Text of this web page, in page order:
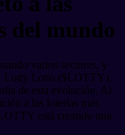
del mundo
varios sectores, y
Lotty Lotto ($LOTTY),
de esta evolución. Al
a las loterías más
está creando una